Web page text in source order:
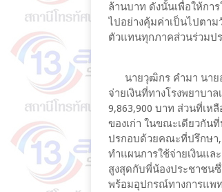
ล้านบาท ดังนั้นเพื่อให้กา
ไปอย่างคุ้มค่าเป็นไปตา
ตัวแทนทุกภาคส่วนร่วมป
นายวุฒิกร คำมา นายอ
จ่ายเงินที่ทางโรงพยาบา
9,863,900 บาท ส่วนที่เ
ของเก่า ในขณะเดียวกัน
ปรกอบด้วยคณะที่ปรึกษา
ทำแผนการใช้จ่ายเงินแล
สูงสุดกับพี่น้องประชาชนซึ่
พร้อมอุปกรณ์ทางการแพ